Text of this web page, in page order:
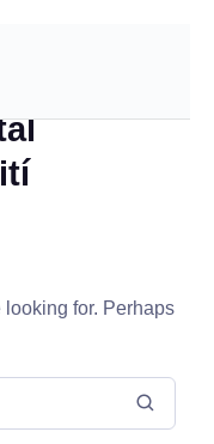
Haití
looking for. Perhaps